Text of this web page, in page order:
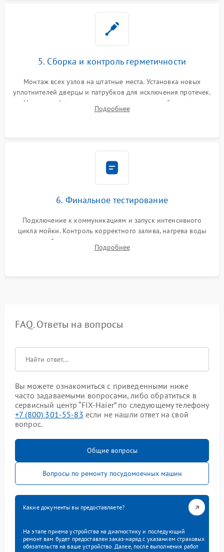
5. Сборка и контроль герметичности
Монтаж всех узлов на штатные места. Установка новых
уплотнителей дверцы и патрубков для исключения протечек.
Надежная фиксация хомутов гидравлической системы,
сборка корпуса и установка датчика поплавка.
Подробнее
6. Финальное тестирование
Подключение к коммуникациям и запуск интенсивного
цикла мойки. Контроль корректного залива, нагрева воды
до нужной температуры, отсутствия посторонних шумов,
штатного слива и абсолютной сухости в поддоне.
Подробнее
FAQ. Ответы на вопросы
Вы можете ознакомиться с приведенными ниже
часто задаваемыми вопросами, либо обратиться в
сервисный центр “FIX-Haier” по следующему телефону
+7 (800) 301-55-83 если не нашли ответ на свой
вопрос.
Общие вопросы
Вопросы по ремонту посудомоечных машин
Какие документы вы предоставляете?
На этапе приема устройства на диагностику и последующий
ремонт вам будет предоставлен заказ-наряд с указанием страховых
обязательств на ваше устройство. Далее, после выполнения работ